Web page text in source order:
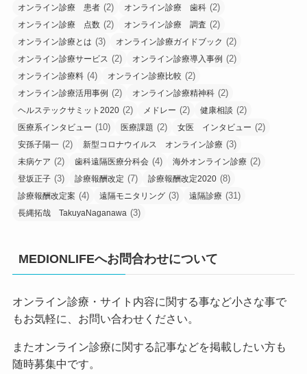
オンライン診療 患者 (2) オンライン診療 歯科 (2)
オンライン診療 点数 (2) オンライン診療 調査 (2)
オンライン診療とは (3) オンライン診療ガイドブック (2)
オンライン診療サービス (2) オンライン診療導入事例 (2)
オンライン診療料 (4) オンライン診療比較 (2)
オンライン診療活用事例 (2) オンライン診療精神科 (2)
ヘルステックサミット2020 (2) メドレー (2) 健康相談 (2)
医療系インタビュー (10) 医療課題 (2) 女医 インタビュー (2)
安孫子陽一 (2) 新型コロナウイルス オンライン診療 (3)
未病ケア (2) 歯科遠隔医療分科会 (4) 海外オンライン診療 (2)
登坂正子 (3) 診療報酬改定 (7) 診療報酬改定2020 (8)
診療報酬改定案 (4) 遠隔モニタリング (3) 遠隔診療 (31)
長縄拓哉 TakuyaNaganawa (3)
MEDIONLIFEへお問合わせについて
オンライン診療・サイト内容に関する事など小さな事で
もお気軽に、お問い合わせください。
またオンライン診療に関する記事などを掲載したい方も
随時募集中です。